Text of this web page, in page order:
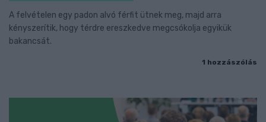
A felvételen egy padon alvó férfit ütnek meg, majd arra
kényszerítik, hogy térdre ereszkedve megcsókolja egyikük
bakancsát.
1 hozzászólás